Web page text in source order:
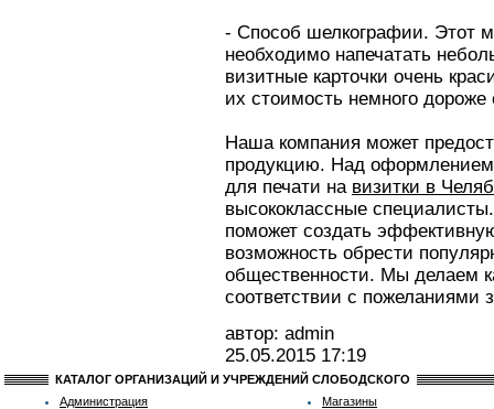
- Способ шелкографии. Этот
необходимо напечатать
визитные карточки очень
их стоимость немного дороже
Наша компания может
продукцию. Над оформлением
для печати на визитки в
высококлассные
поможет создать
возможность обрести
общественности. Мы делаем
соответствии с пожеланиями
автор: admin
25.05.2015 17:19
КАТАЛОГ ОРГАНИЗАЦИЙ И УЧРЕЖДЕНИЙ СЛОБОДСКОГО
Администрация
Магазины